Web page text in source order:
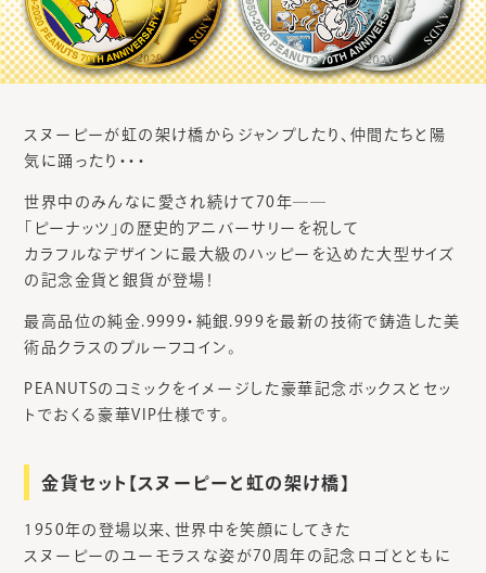
スヌーピーが虹の架け橋からジャンプしたり、仲間たちと陽
気に踊ったり・・・
世界中のみんなに愛され続けて70年――
「ピーナッツ」の歴史的アニバーサリーを祝して
カラフルなデザインに最大級のハッピーを込めた大型サイズ
の記念金貨と銀貨が登場！
最高品位の純金.9999・純銀.999を最新の技術で鋳造した美
術品クラスのプルーフコイン。
PEANUTSのコミックをイメージした豪華記念ボックスとセッ
トでおくる豪華VIP仕様です。
金貨セット【スヌーピーと虹の架け橋】
1950年の登場以来、世界中を笑顔にしてきた
スヌーピーのユーモラスな姿が70周年の記念ロゴとともに